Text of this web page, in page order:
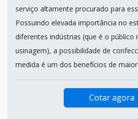
serviço altamente procurado para
Possuindo elevada importância no
diferentes indústrias (que é o público
usinagem), a possibilidade de
medida é um dos benefícios de
Cotar agora